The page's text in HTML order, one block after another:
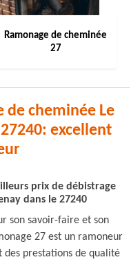
Ramonage de cheminée
27
de cheminée Le
excellent
prix de débistrage
dans le 27240
son savoir-faire et son
27 est un ramoneur
des prestations de qualité